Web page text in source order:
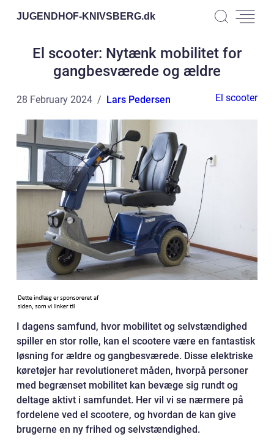
JUGENDHOF-KNIVSBERG.dk
El scooter: Nytænk mobilitet for
gangbesværede og ældre
28 February 2024 Lars Pedersen El scooter
I dagens samfund, hvor mobilitet og selvstændighed
spiller en stor rolle, kan el scootere være en fantastisk
løsning for ældre og gangbesværede. Disse elektriske
køretøjer har revolutioneret måden, hvorpå personer
med begrænset mobilitet kan bevæge sig rundt og
deltage aktivt i samfundet. Her vil vi se nærmere på
fordelene ved el scootere, og hvordan de kan give
brugerne en ny frihed og selvstændighed.